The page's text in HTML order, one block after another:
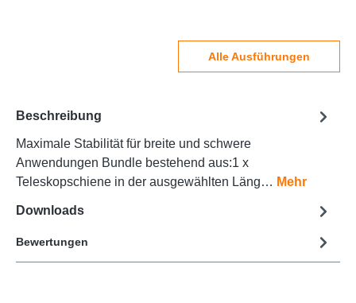
Alle Ausführungen
Beschreibung
Maximale Stabilität für breite und schwere
Anwendungen Bundle bestehend aus:1 x
Teleskopschiene in der ausgewählten Läng… Mehr
Downloads
Bewertungen